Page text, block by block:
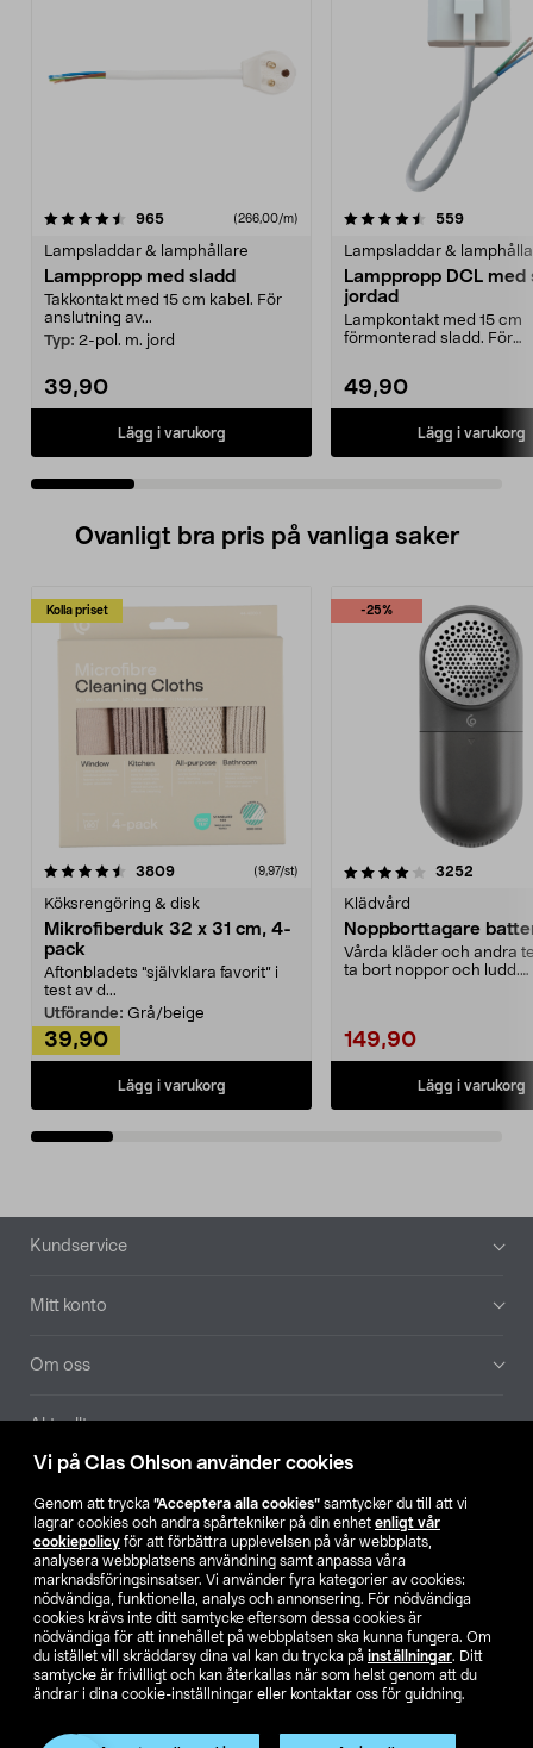
Vi på Clas Ohlson använder cookies
Genom att trycka ”Acceptera alla cookies” samtycker du till att vi
lagrar cookies och andra spårtekniker på din enhet enligt vår
cookiepolicy för att förbättra upplevelsen på vår webbplats,
analysera webbplatsens användning samt anpassa våra
marknadsföringsinsatser. Vi använder fyra kategorier av cookies:
nödvändiga, funktionella, analys och annonsering. För nödvändiga
cookies krävs inte ditt samtycke eftersom dessa cookies är
nödvändiga för att innehållet på webbplatsen ska kunna fungera. Om
du istället vill skräddarsy dina val kan du trycka på inställningar. Ditt
samtycke är frivilligt och kan återkallas när som helst genom att du
ändrar i dina cookie-inställningar eller kontaktar oss för guidning.
965recensioner(266,00/m)
Lampsladdar & lamphållare
Lamppropp med sladd
Takkontakt med 15 cm kabel. För
anslutning av...
Typ: 2-pol. m. jord
39,90
Lägg i varukorg
4.5 av 5 stjärnor 559
Lampsladdar &
Lamppropp DCL med
jordad
Lampkontakt med 15 cm
förmonterad sladd. För
49,90
Lägg i varukorg
4.0 av 5 stjärnor
Ovanligt bra pris på vanliga saker
Kolla priset
3809recensioner (9,97/st)
Köksrengöring & disk
Mikrofiberduk 32 x 31 cm, 4-
pack
Aftonbladets "självklara favorit” i
test av d...
Utförande: Grå/beige
39,90
Lägg i varukorg
-25%
4.0av 5 stjärnor 3252
Klädvård
Noppborttagare
Vårda kläder och andra
ta bort noppor och ludd.
149,90
Lägg i varukorg
4.5av 5 stjärnor
Sidfot
Kundservice
Mitt konto
Om oss
Aktuellt
Hitta butik
SE NO FI